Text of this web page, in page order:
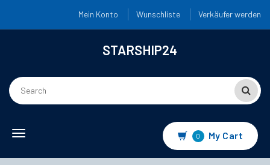
Mein Konto Wunschliste Verkäufer werden
STARSHIP24
Toggle
0 My Cart